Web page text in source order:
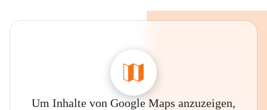
Um Inhalte von Google Maps anzuzeigen,